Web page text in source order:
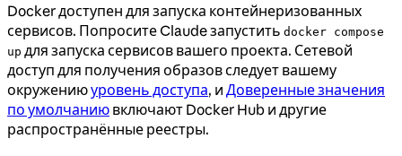
Docker доступен для запуска контейнеризованных
сервисов. Попросите Claude запустить docker compose
up для запуска сервисов вашего проекта. Сетевой
доступ для получения образов следует вашему
окружениюуровень доступа, и Доверенные значения
по умолчанию включают Docker Hub и другие
распространённые реестры.